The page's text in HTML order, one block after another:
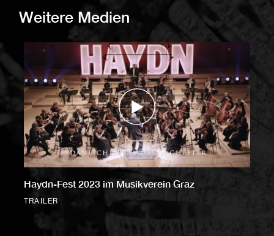
Weitere Medien
Haydn-Fest 2023 im Musikverein Graz
TRAILER